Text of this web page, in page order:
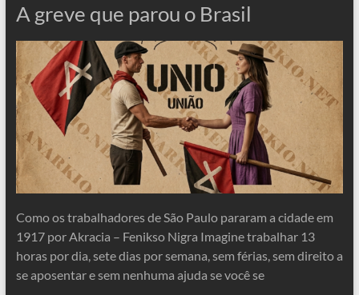
A greve que parou o Brasil
Como os trabalhadores de São Paulo pararam a cidade em
1917 por Akracia – Fenikso Nigra Imagine trabalhar 13
horas por dia, sete dias por semana, sem férias, sem direito a
se aposentar e sem nenhuma ajuda se você se